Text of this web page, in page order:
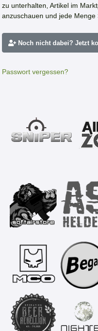
zu unterhalten, Artikel im
anzuschauen und jede Menge
Noch nicht dabei? Jetzt
Passwort vergessen?